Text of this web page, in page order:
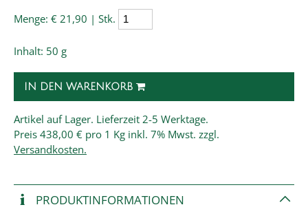
Menge: € 21,90 | Stk.
Inhalt: 50 g
IN DEN WARENKORB
Artikel auf Lager. Lieferzeit 2-5 Werktage.
Preis 438,00 € pro 1 Kg inkl. 7% Mwst. zzgl.
Versandkosten.
PRODUKT­INFORMATIONEN